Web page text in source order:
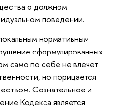
о должном
поведении.
нормативным
сформулированных
само по себе не влечет
но порицается
Сознательное и
Кодекса является